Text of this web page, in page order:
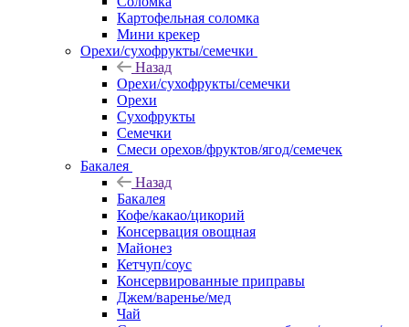
Картофельная соломка
Мини крекер
Орехи/сухофрукты/семечки
Назад
Орехи/сухофрукты/семечки
Орехи
Сухофрукты
Семечки
Смеси орехов/фруктов/ягод/семечек
Бакалея
Назад
Бакалея
Кофе/какао/цикорий
Консервация овощная
Майонез
Кетчуп/соус
Консервированные приправы
Джем/варенье/мед
Чай